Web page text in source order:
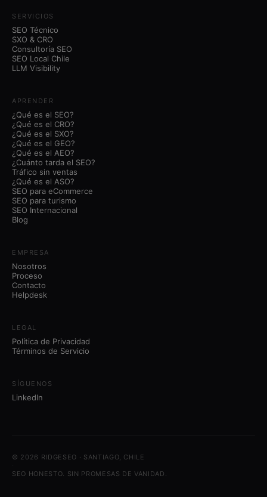
SERVICIOS
SEO Técnico
SXO & CRO
Consultoría SEO
SEO Local Chile
LLM Visibility
APRENDER
¿Qué es el SEO?
¿Qué es el CRO?
¿Qué es el SXO?
¿Qué es el GEO?
¿Qué es el AEO?
¿Cuánto tarda el SEO?
Tráfico sin ventas
¿Qué es el ASO?
SEO para eCommerce
SEO para turismo
SEO Internacional
Blog
EMPRESA
Nosotros
Proceso
Contacto
Helpdesk
LEGAL
Política de Privacidad
Términos de Servicio
SÍGUENOS
LinkedIn
© 2026 RIDGESEO · SANTIAGO, CHILE
SEO HONESTO. SIN PROMESAS DE VANIDAD.